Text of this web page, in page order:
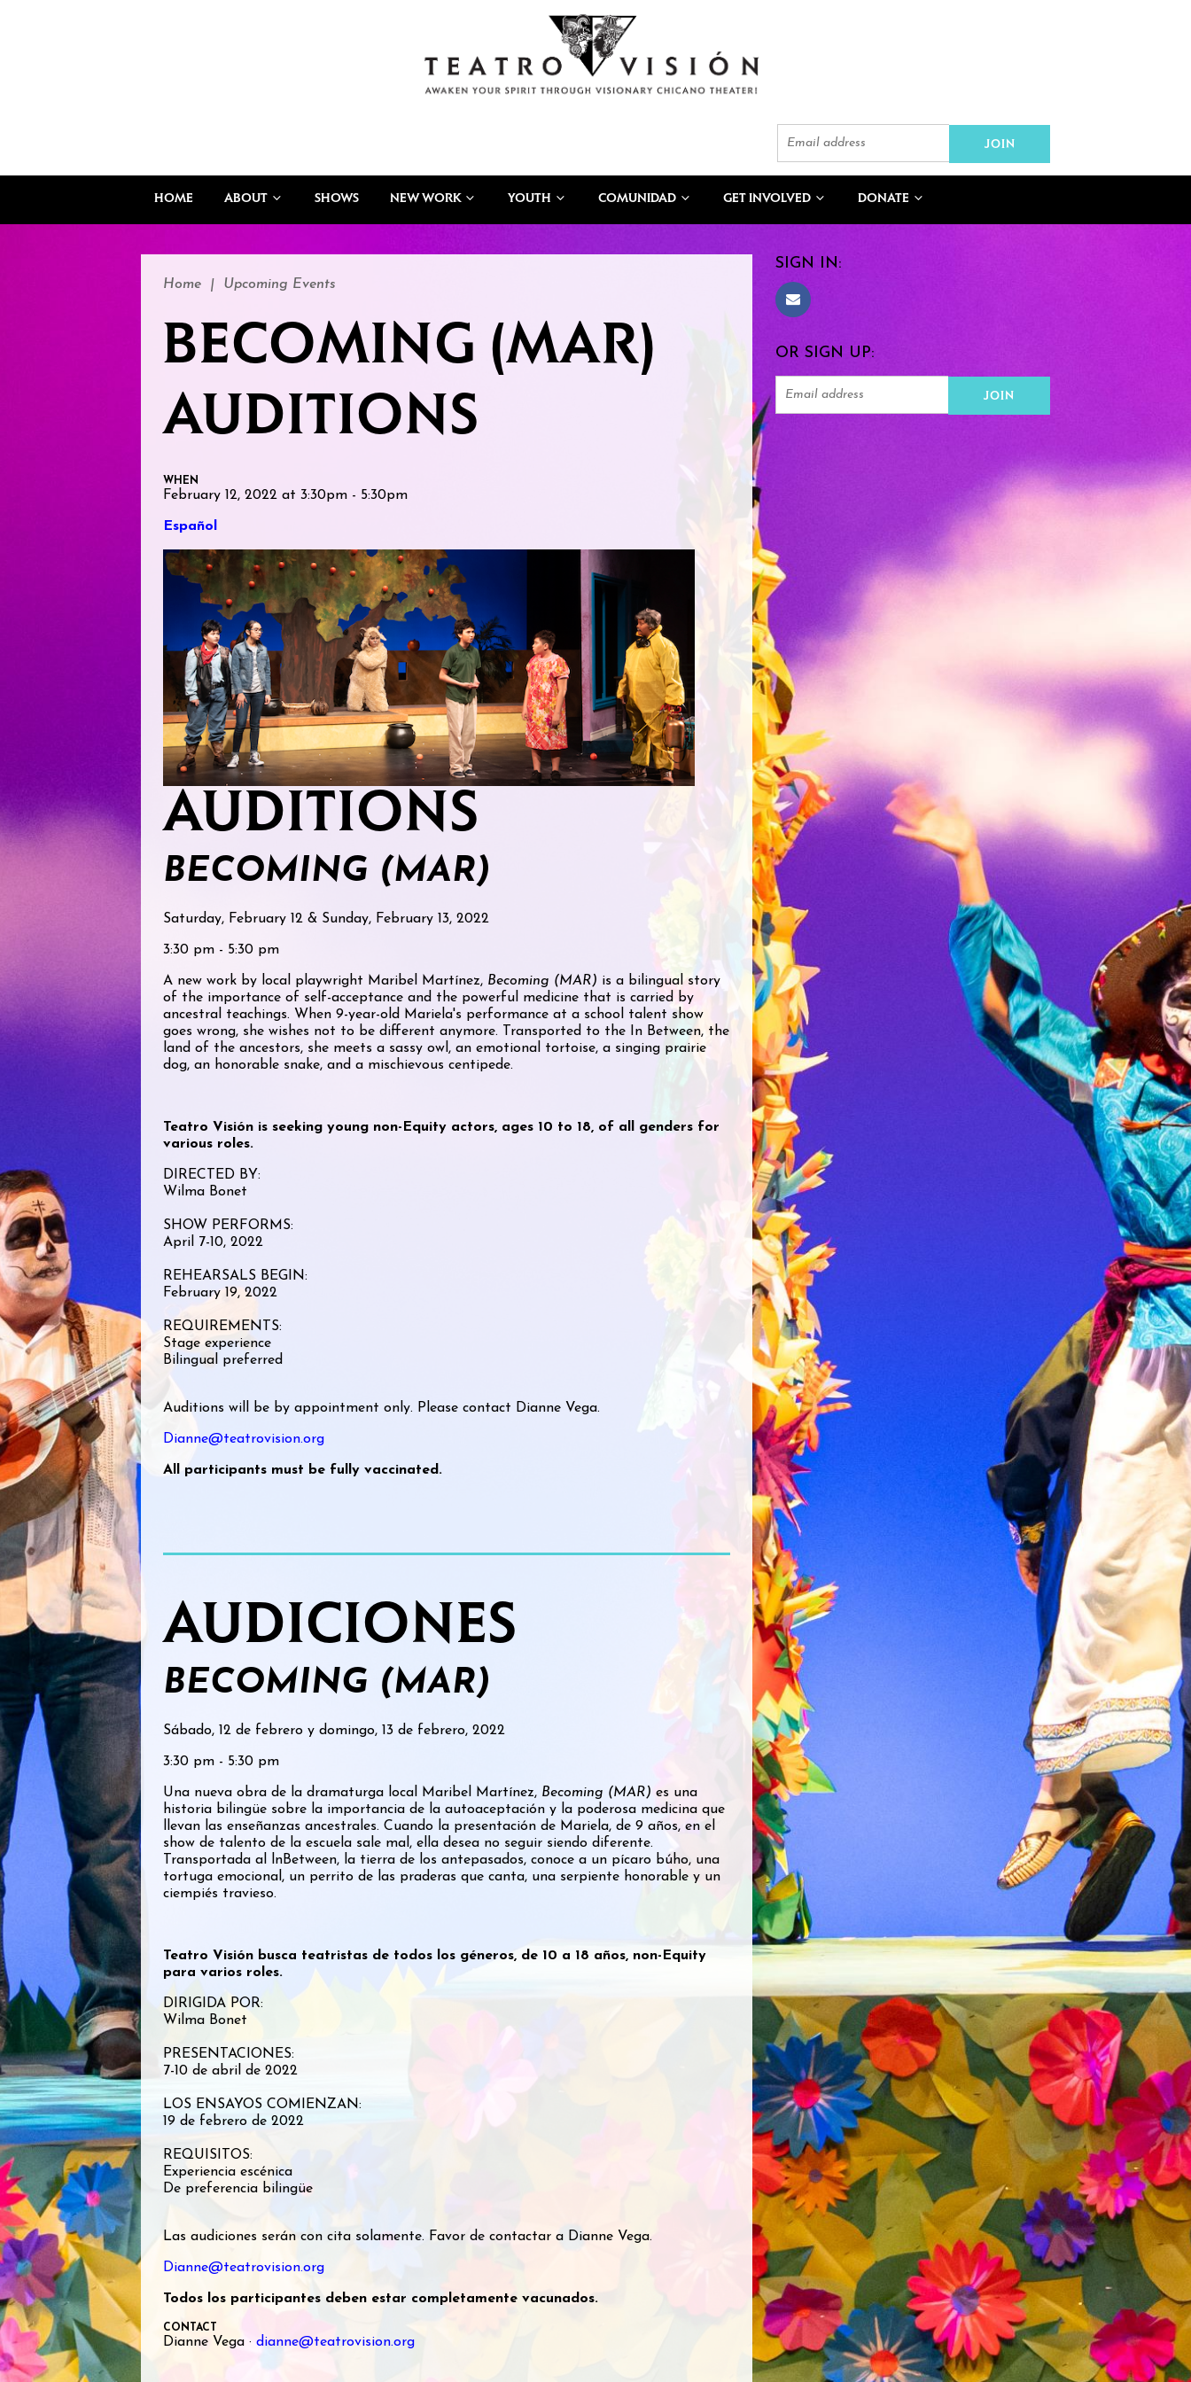
HOME ABOUT SHOWS NEW WORK YOUTH COMUNIDAD GET INVOLVED DONATE
Home | Upcoming Events
BECOMING (MAR)
AUDITIONS
WHEN
February 12, 2022 at 3:30pm - 5:30pm
Español
AUDITIONS
BECOMING (MAR)
Saturday, February 12 & Sunday, February 13, 2022
3:30 pm - 5:30 pm
A new work by local playwright Maribel Martínez, Becoming (MAR) is a bilingual story
of the importance of self-acceptance and the powerful medicine that is carried by
ancestral teachings. When 9-year-old Mariela's performance at a school talent show
goes wrong, she wishes not to be different anymore. Transported to the In Between, the
land of the ancestors, she meets a sassy owl, an emotional tortoise, a singing prairie
dog, an honorable snake, and a mischievous centipede.
Teatro Visión is seeking young non-Equity actors, ages 10 to 18, of all genders for
various roles.
DIRECTED BY:
Wilma Bonet
SHOW PERFORMS:
April 7-10, 2022
REHEARSALS BEGIN:
February 19, 2022
REQUIREMENTS:
Stage experience
Bilingual preferred
Auditions will be by appointment only. Please contact Dianne Vega.
Dianne@teatrovision.org
All participants must be fully vaccinated.
AUDICIONES
BECOMING (MAR)
Sábado, 12 de febrero y domingo, 13 de febrero, 2022
3:30 pm - 5:30 pm
Una nueva obra de la dramaturga local Maribel Martínez, Becoming (MAR) es una
historia bilingüe sobre la importancia de la autoaceptación y la poderosa medicina que
llevan las enseñanzas ancestrales. Cuando la presentación de Mariela, de 9 años, en el
show de talento de la escuela sale mal, ella desea no seguir siendo diferente.
Transportada al lnBetween, la tierra de los antepasados, conoce a un pícaro búho, una
tortuga emocional, un perrito de las praderas que canta, una serpiente honorable y un
ciempiés travieso.
Teatro Visión busca teatristas de todos los géneros, de 10 a 18 años, non-Equity
para varios roles.
DIRIGIDA POR:
Wilma Bonet
PRESENTACIONES:
7-10 de abril de 2022
LOS ENSAYOS COMIENZAN:
19 de febrero de 2022
REQUISITOS:
Experiencia escénica
De preferencia bilingüe
Las audiciones serán con cita solamente. Favor de contactar a Dianne Vega.
Dianne@teatrovision.org
Todos los participantes deben estar completamente vacunados.
CONTACT
Dianne Vega · dianne@teatrovision.org
SIGN IN:
OR SIGN UP: